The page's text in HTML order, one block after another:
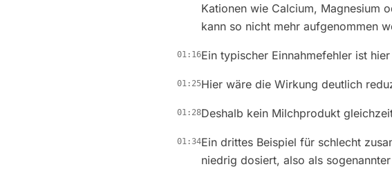
Kationen wie Calcium, Magnesium
kann so nicht mehr aufgenommen
01:16Ein typischer Einnahmefehler ist
01:25Hier wäre die Wirkung deutlich
01:28Deshalb kein Milchprodukt
01:34Ein drittes Beispiel für schlecht
niedrig dosiert, also als